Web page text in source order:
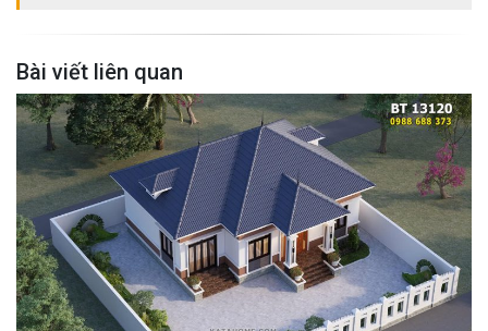
Bài viết liên quan